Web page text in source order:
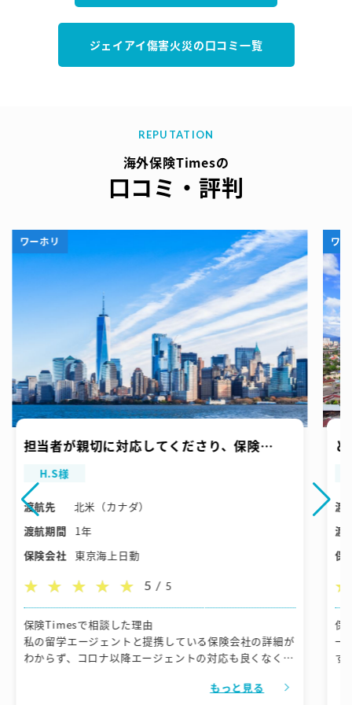
ジェイアイ傷害火災の口コミ一覧
REPUTATION
海外保険Timesの
口コミ・評判
ワーホリ
担当者が親切に対応してくださり、保険
Timesにしてよかったです。
H.S様
渡航先
北米（カナダ）
渡航期間
1年
保険会社 東京海上日動
5 / 5
保険Timesで相談した理由
私の留学エージェントと提携している保険会社の詳細が
わからず、コロナ以降エージェントの対応も良くなくな
ィリピンとオーストラリアでこちらの保険会社を利用し
もっと見る
ワ
渡
渡
保
保
一
す